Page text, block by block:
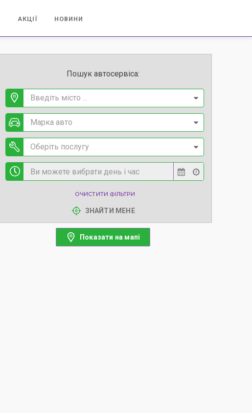
АКЦІЇ НОВИНИ
Пошук автосервіса:
Введіть місто ...
Марка авто
Оберіть послугу
ОЧИСТИТИ ФІЛЬТРИ
ЗНАЙТИ МЕНЕ
Показати на мапі